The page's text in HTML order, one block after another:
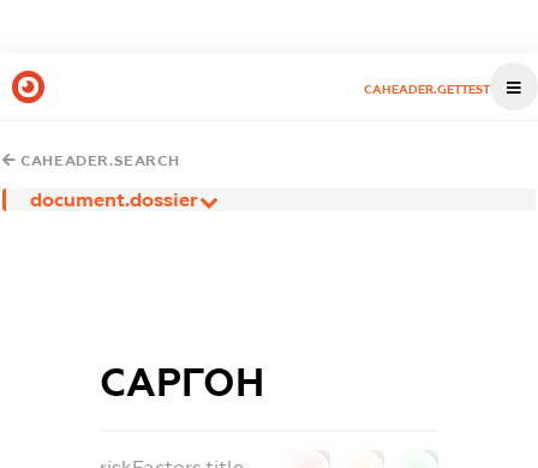
CAHEADER.GETTEST
CAHEADER.SEARCH
document.dossier
САРГОН